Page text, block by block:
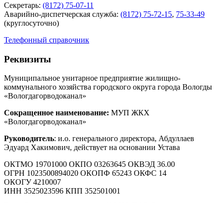
Секретарь: (8172) 75-07-11
Аварийно-диспетчерская служба: (8172) 75-72-15, 75-33-49
(круглосуточно)
Телефонный справочник
Реквизиты
Муниципальное унитарное предприятие жилищно-
коммунального хозяйства городского округа города Вологды
«Вологдагорводоканал»
Сокращенное наименование: МУП ЖКХ
«Вологдагорводоканал»
Руководитель: и.о. генерального директора, Абдуллаев
Эдуард Хакимович, действует на основании Устава
ОКТМО 19701000 ОКПО 03263645 ОКВЭД 36.00
ОГРН 1023500894020 ОКОПФ 65243 ОКФС 14
ОКОГУ 4210007
ИНН 3525023596 КПП 352501001